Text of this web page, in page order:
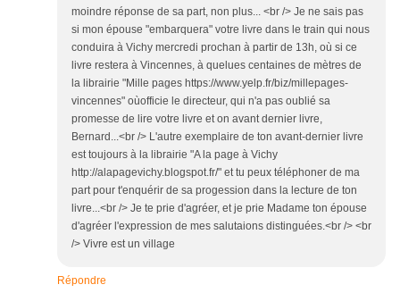
moindre réponse de sa part, non plus... <br /> Je ne sais pas
si mon épouse "embarquera" votre livre dans le train qui nous
conduira à Vichy mercredi prochan à partir de 13h, où si ce
livre restera à Vincennes, à quelues centaines de mètres de
la librairie "Mille pages https://www.yelp.fr/biz/millepages-
vincennes" oùofficie le directeur, qui n'a pas oublié sa
promesse de lire votre livre et on avant dernier livre,
Bernard...<br /> L'autre exemplaire de ton avant-dernier livre
est toujours à la librairie "A la page à Vichy
http://alapagevichy.blogspot.fr/" et tu peux téléphoner de ma
part pour t'enquérir de sa progession dans la lecture de ton
livre...<br /> Je te prie d'agréer, et je prie Madame ton épouse
d'agréer l'expression de mes salutaions distinguées.<br /> <br
/> Vivre est un village
Répondre